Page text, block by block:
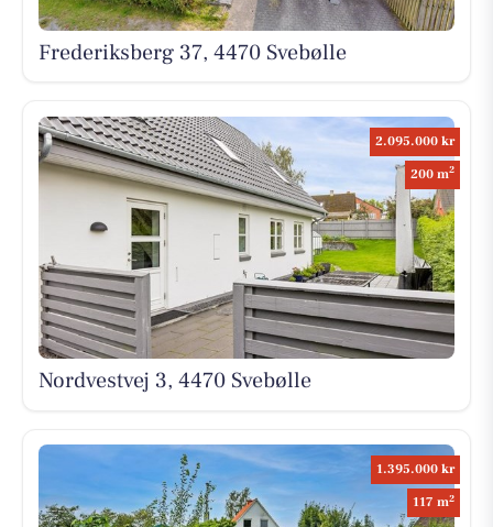
Frederiksberg 37, 4470 Svebølle
2.095.000 kr
200 m2
Nordvestvej 3, 4470 Svebølle
1.395.000 kr
117 m2